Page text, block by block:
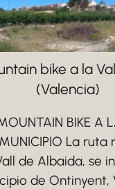
bike a la
(Valencia)
BIKE A
La ruta
de Albaida, se
de Ontinyent,